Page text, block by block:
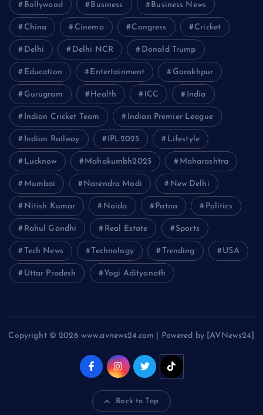
Bollywood Business Business News
China Cinema Congress Cricket
Delhi Delhi NCR Donald Trump
Education Entertainment Gorakhpur
Gurugram Health ICC India
Indian Cricket Team Indian Premier League
Indian Railway IPL2025 Lifestyle
Lucknow Mahakumbh2025 Maharashtra
Mumbai Narendra Modi New Delhi
Nitish Kumar Noida Patna Politics
Rahul Gandhi Real Estate Sports
Tech News Technology Trending USA
Uttar Pradesh Yogi Adityanath
Copyright © 2026 www.avnews24.com | Powered by [AVNews24]
Back to Top